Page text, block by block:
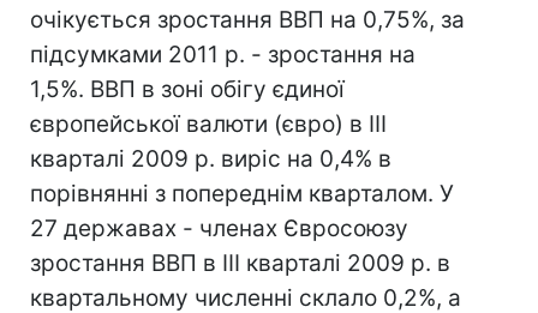
очікується зростання ВВП на 0,75%, за
підсумками 2011 р. - зростання на
1,5%. ВВП в зоні обігу єдиної
європейської валюти (євро) в III
кварталі 2009 р. виріс на 0,4% в
порівнянні з попереднім кварталом. У
27 державах - членах Євросоюзу
зростання ВВП в III кварталі 2009 р. в
квартальному численні склало 0,2%, а